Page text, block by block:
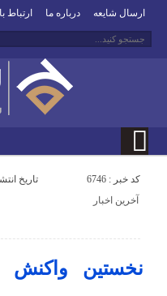
ارسال شایعه درباره ما ارتباط
کد خبر : 6746 تاریخ انتشار :
آخرین اخبار
نخستین واکنش